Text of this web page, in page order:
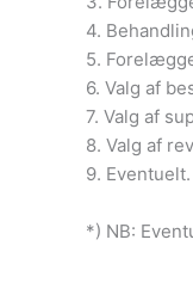
4.
5.
6. Valg af
7. Valg af
8. Valg af
9. Eventuelt.
*) NB: